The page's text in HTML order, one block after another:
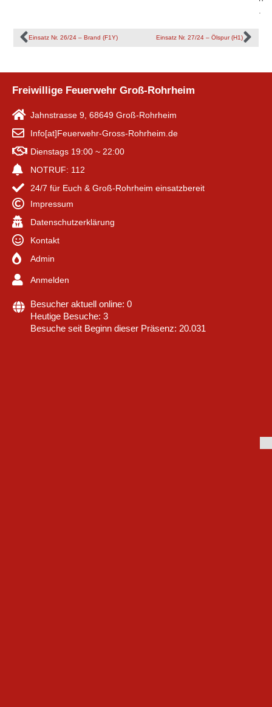
.
Einsatz Nr. 26/24 – Brand (F1Y) Einsatz Nr. 27/24 – Ölspur (H1)
Freiwillige Feuerwehr Groß-Rohrheim
Jahnstrasse 9, 68649 Groß-Rohrheim
Info[at]Feuerwehr-Gross-Rohrheim.de
Dienstags 19:00 ~ 22:00
NOTRUF: 112
24/7 für Euch & Groß-Rohrheim einsatzbereit
Impressum
Datenschutzerklärung
Kontakt
Admin
Anmelden
Besucher aktuell online: 0
Heutige Besuche: 3
Besuche seit Beginn dieser Präsenz: 20.031